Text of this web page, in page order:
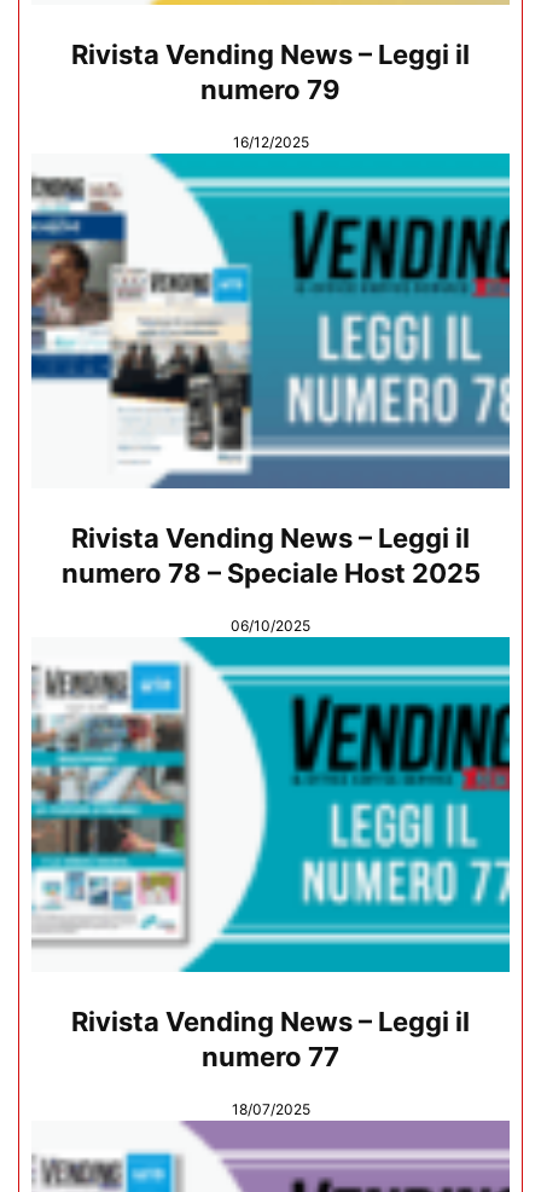
Rivista Vending News – Leggi il
numero 79
16/12/2025
Rivista Vending News – Leggi il
numero 78 – Speciale Host 2025
06/10/2025
Rivista Vending News – Leggi il
numero 77
18/07/2025